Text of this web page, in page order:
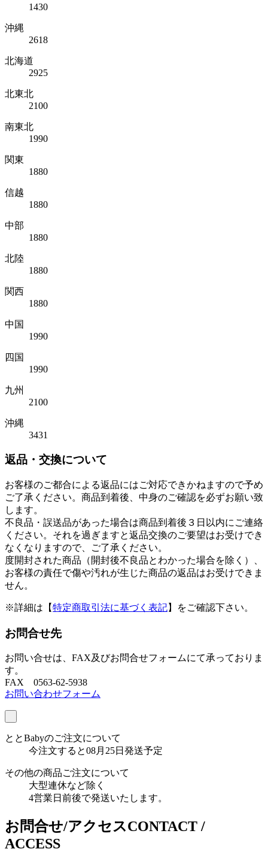
1430
沖縄
2618
北海道
2925
北東北
2100
南東北
1990
関東
1880
信越
1880
中部
1880
北陸
1880
関西
1880
中国
1990
四国
1990
九州
2100
沖縄
3431
返品・交換について
お客様のご都合による返品にはご対応できかねますので予め
ご了承ください。商品到着後、中身のご確認を必ずお願い致
します。
不良品・誤送品があった場合は商品到着後３日以内にご連絡
ください。それを過ぎますと返品交換のご要望はお受けでき
なくなりますので、ご了承ください。
度開封された商品（開封後不良品とわかった場合を除く）、
お客様の責任で傷や汚れが生じた商品の返品はお受けできま
せん。
※詳細は【特定商取引法に基づく表記】をご確認下さい。
お問合せ先
お問い合せは、FAX及びお問合せフォームにて承っておりま
す。
FAX 0563-62-5938
お問い合わせフォーム
ととBabyのご注文について
今注文すると08月25日発送予定
その他の商品ご注文について
大型連休など除く
4営業日前後で発送いたします。
お問合せ/アクセスCONTACT /
ACCESS